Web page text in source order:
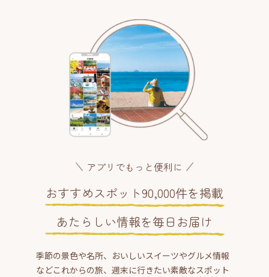
アプリでもっと便利に
おすすめスポット90,000件を掲載
あたらしい情報を毎日お届け
季節の景色や名所、おいしいスイーツやグルメ情報
などこれからの旅、週末に行きたい素敵なスポット